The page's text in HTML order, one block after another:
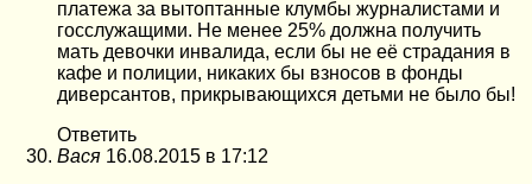
платежа за вытоптанные клумбы журналистами и
госслужащими. Не менее 25% должна получить
мать девочки инвалида, если бы не её страдания в
кафе и полиции, никаких бы взносов в фонды
диверсантов, прикрывающихся детьми не было бы!
Ответить
Вася 16.08.2015 в 17:12